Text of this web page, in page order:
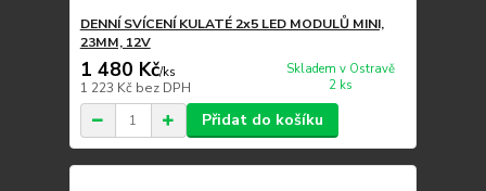
DENNÍ SVÍCENÍ KULATÉ 2x5 LED MODULŮ MINI,
23MM, 12V
1 480 Kč/ks
1 223 Kč bez DPH
Skladem v Ostravě
2 ks
Přidat do košíku